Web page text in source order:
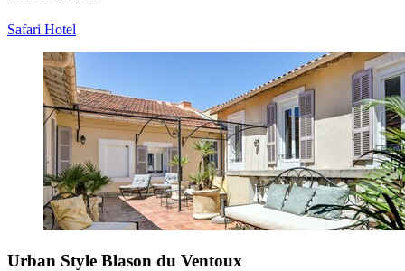
Safari Hotel
Urban Style Blason du Ventoux